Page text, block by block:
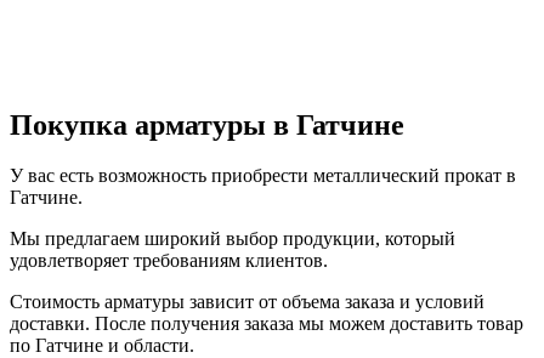
Покупка арматуры в Гатчине
У вас есть возможность приобрести металлический прокат в
Гатчине.
Мы предлагаем широкий выбор продукции, который
удовлетворяет требованиям клиентов.
Стоимость арматуры зависит от объема заказа и условий
доставки. После получения заказа мы можем доставить товар
по Гатчине и области.